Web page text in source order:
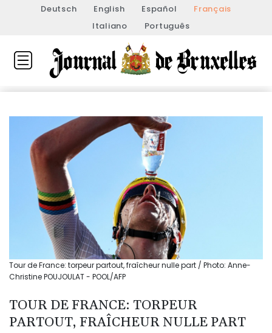
Deutsch English Español
Français
Italiano
Português
Tour de France: torpeur partout, fraîcheur nulle part / Photo: Anne-
Christine POUJOULAT - POOL/AFP
TOUR DE FRANCE: TORPEUR
PARTOUT, FRAÎCHEUR NULLE PART